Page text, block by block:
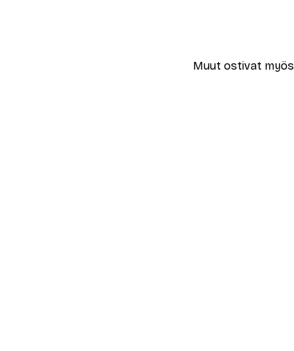
Muut ostivat myös